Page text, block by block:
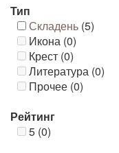
Тип
Складень (5)
Икона (0)
Крест (0)
Литература (0)
Прочее (0)
Рейтинг
5 (0)